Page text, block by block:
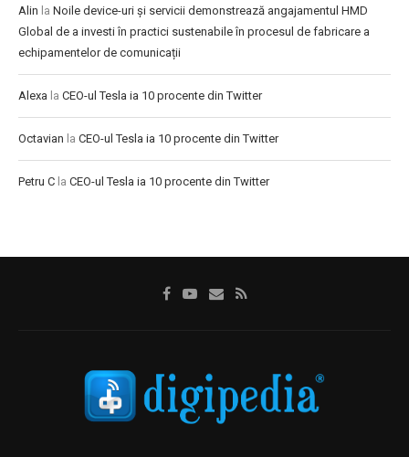
Alin la Noile device-uri și servicii demonstrează angajamentul HMD
Global de a investi în practici sustenabile în procesul de fabricare a
echipamentelor de comunicații
Alexa la CEO-ul Tesla ia 10 procente din Twitter
Octavian la CEO-ul Tesla ia 10 procente din Twitter
Petru C la CEO-ul Tesla ia 10 procente din Twitter